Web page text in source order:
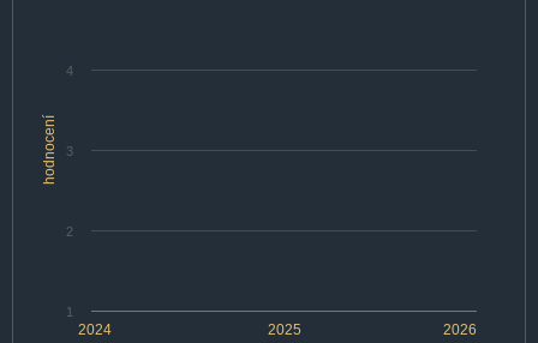
hodnocení
2024 2025 2026
1
2
3
4